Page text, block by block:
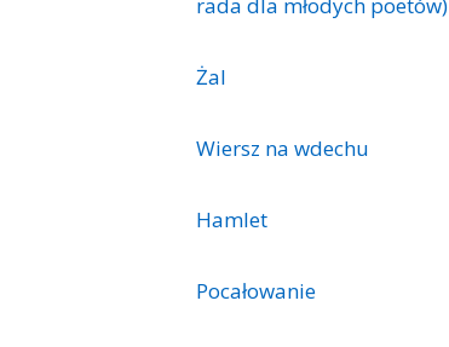
Żal
Wiersz na wdechu
Hamlet
Pocałowanie